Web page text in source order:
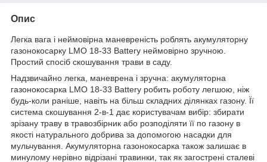
Опис
Легка вага і неймовірна маневреність роблять акумуляторну
газонокосарку LMO 18-33 Battery неймовірно зручною.
Простий спосіб скошування трави в саду.
Надзвичайно легка, маневрена і зручна: акумуляторна
газонокосарка LMO 18-33 Battery робить роботу легшою, ніж
будь-коли раніше, навіть на більш складних ділянках газону. Її
система скошування 2-в-1 дає користувачам вибір: збирати
зрізану траву в травозбірник або розподіляти її по газону в
якості натурального добрива за допомогою насадки для
мульчування. Акумуляторна газонокосарка також залишає в
минулому нерівно відрізані травинки, так як загострені сталеві